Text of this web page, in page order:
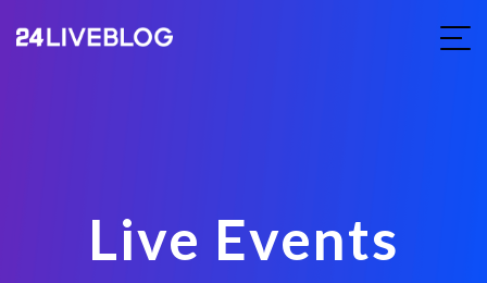
Live Events